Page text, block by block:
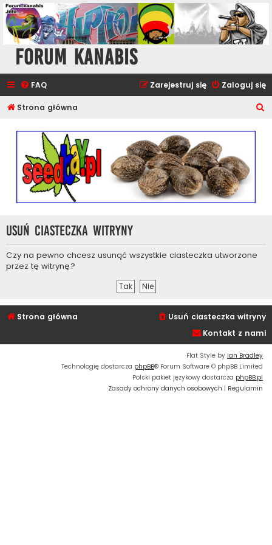
Forum Kanabis
FAQ Zaloguj się
Zarejestruj się
Strona główna
Usuń ciasteczka witryny
Czy na pewno chcesz usunąć wszystkie ciasteczka utworzone
przez tę witrynę?
Strona główna
Usuń ciasteczka witryny
Kontakt z nami
Flat Style by Ian Bradley
Technologię dostarcza phpBB® Forum Software © phpBB Limited
Polski pakiet językowy dostarcza phpBB.pl
Zasady ochrony danych osobowych | Regulamin